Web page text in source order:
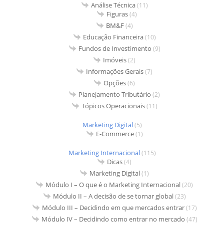
Análise Técnica(11)
Figuras(4)
BM&F(4)
Educação Financeira(10)
Fundos de Investimento (9)
Imóveis(2)
Informações Gerais(7)
Opções(6)
Planejamento Tributário (2)
Tópicos Operacionais(11)
Marketing Digital(5)
E-Commerce(1)
Marketing Internacional(115)
Dicas(4)
Marketing Digital(1)
Módulo I – O que é o Marketing Internacional(20)
Módulo II – A decisão de se tornar global(23)
Módulo III – Decidindo em que mercados entrar(17)
Módulo IV – Decidindo como entrar no mercado (47)